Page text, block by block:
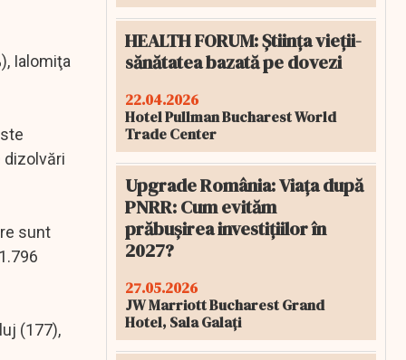
Ialomiţa
dizolvări
sunt
(177),
HEALTH FORUM: Știința vieții-
sănătatea bazată pe dovezi
22.04.2026
Hotel Pullman Bucharest World
Trade Center
Upgrade România: Viața după
PNRR: Cum evităm
prăbușirea investițiilor în
2027?
27.05.2026
JW Marriott Bucharest Grand
Hotel, Sala Galați